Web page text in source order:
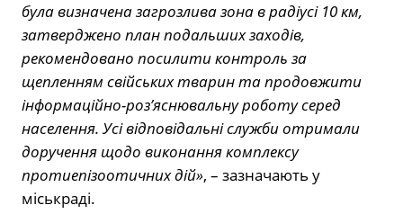
була визначена загрозлива зона в радіусі 10 км,
затверджено план подальших заходів,
рекомендовано посилити контроль за
щепленням свійських тварин та продовжити
інформаційно-роз’яснювальну роботу серед
населення. Усі відповідальні служби отримали
доручення щодо виконання комплексу
протиепізоотичних дій», – зазначають у
міськраді.